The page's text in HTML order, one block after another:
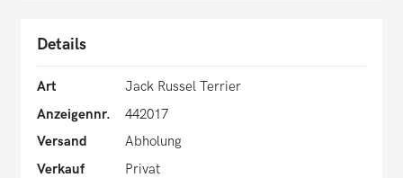
Details
Art
Jack Russel Terrier
Anzeigennr.
442017
Versand
Abholung
Verkauf
Privat